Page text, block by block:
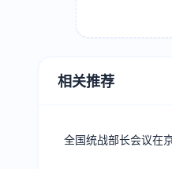
相关推荐
全国统战部长会议在